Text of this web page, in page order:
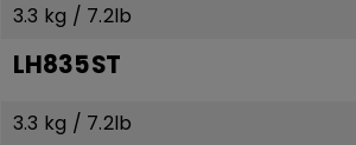
3.3 kg / 7.2lb
LH835ST
3.3 kg / 7.2lb